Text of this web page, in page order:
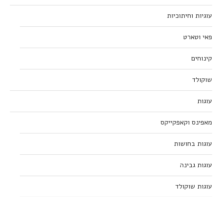
עוגיות וחיתוכיות
פאי וטארט
קינוחים
שוקולד
עוגות
מאפינס וקאפקייקס
עוגות בחושות
עוגות גבינה
עוגות שוקולד